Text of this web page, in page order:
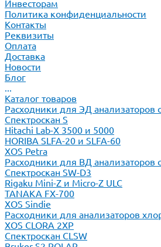
Инвесторам
Политика конфиденциальности
Контакты
Реквизиты
Оплата
Доставка
Новости
Блог
...
Каталог товаров
Расходники для ЭД анализаторов
Спектроскан S
Hitachi Lab-X 3500 и 5000
HORIBA SLFA-20 и SLFA-60
XOS Petra
Расходники для ВД анализаторов
Спектроскан SW-D3
Rigaku Mini-Z и Micro-Z ULC
TANAKA FX-700
XOS Sindie
Расходники для анализаторов
XOS CLORA 2XP
Спектроскан CLSW